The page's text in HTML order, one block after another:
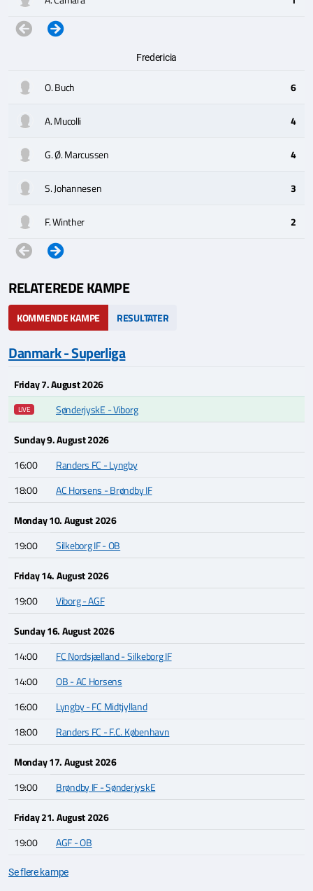
Fredericia
O. Buch 6
A. Mucolli 4
G. Ø. Marcussen 4
S. Johannesen 3
F. Winther 2
RELATEREDE KAMPE
KOMMENDE KAMPE RESULTATER
Danmark - Superliga
Friday 7. August 2026
LIVE SønderjyskE - Viborg
Sunday 9. August 2026
16:00
Randers FC - Lyngby
18:00
AC Horsens - Brøndby IF
Monday 10. August 2026
19:00
Silkeborg IF - OB
Friday 14. August 2026
19:00
Viborg - AGF
Sunday 16. August 2026
14:00
FC Nordsjælland - Silkeborg IF
14:00
OB - AC Horsens
16:00
Lyngby - FC Midtjylland
18:00
Randers FC - F.C. København
Monday 17. August 2026
19:00
Brøndby IF - SønderjyskE
Friday 21. August 2026
19:00
AGF - OB
Se flere kampe